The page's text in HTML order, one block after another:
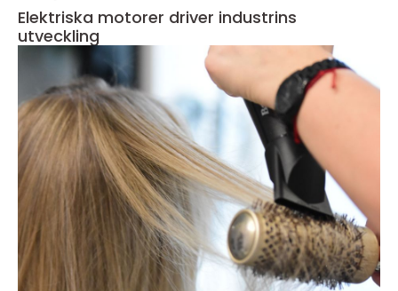
Elektriska motorer driver industrins
utveckling